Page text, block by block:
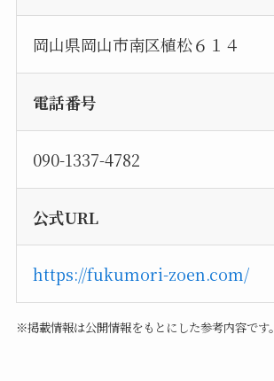
岡山県岡山市南区植松６１４
電話番号
090-1337-4782
公式URL
https://fukumori-zoen.com/
※掲載情報は公開情報をもとにした参考内容です。